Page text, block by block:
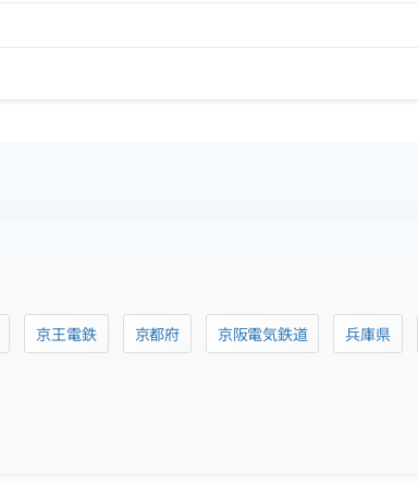
京王電鉄 京都府 京阪電気鉄道 兵庫県